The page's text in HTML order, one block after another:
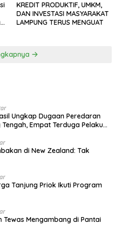
KREDIT PRODUKTIF, UMKM,
DAN INVESTASI MASYARAKAT
LAMPUNG TERUS MENGUAT
Ungkap Dugaan Peredaran
Empat Terduga Pelaku
di New Zealand: Tak
Tanjung Priok Ikuti Program
Tewas Mengambang di Pantai